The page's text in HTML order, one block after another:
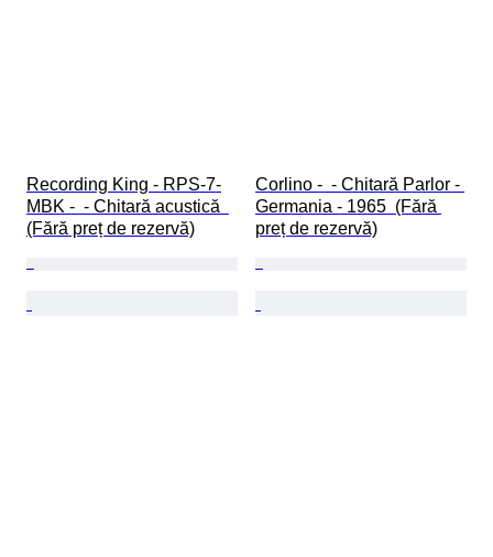
Recording King - RPS-7-
MBK -  - Chitară acustică
(Fără preț de rezervă)
Corlino -  - Chitară Parlor -
Germania - 1965  (Fără
preț de rezervă)